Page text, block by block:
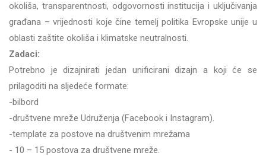
okoliša, transparentnosti, odgovornosti institucija i uključivanja
građana – vrijednosti koje čine temelj politika Evropske unije u
oblasti zaštite okoliša i klimatske neutralnosti.
Zadaci:
Potrebno je dizajnirati jedan unificirani dizajn a koji će se
prilagoditi na sljedeće formate:
-bilbord
-društvene mreže Udruženja (Facebook i Instagram).
-template za postove na društvenim mrežama
- 10 – 15 postova za društvene mreže.